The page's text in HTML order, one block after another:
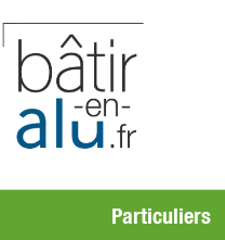
Particuliers